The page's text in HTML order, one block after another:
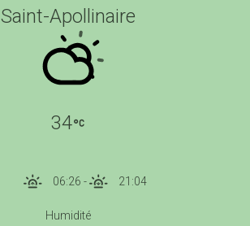
Saint-Apollinaire
34
06:26 - 21:04
Humidité